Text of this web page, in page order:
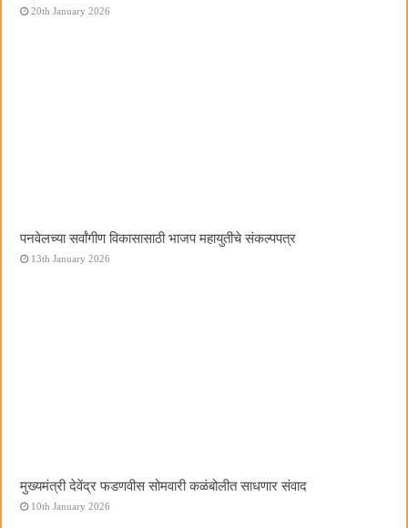
20th January 2026
पनवेलच्या सर्वांगीण विकासासाठी भाजप महायुतीचे संकल्पपत्र
13th January 2026
मुख्यमंत्री देवेंद्र फडणवीस सोमवारी कळंबोलीत साधणार संवाद
10th January 2026